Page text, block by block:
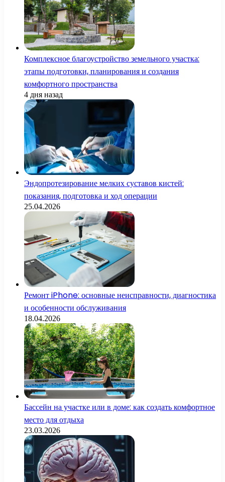
Комплексное благоустройство земельного участка:
этапы подготовки, планирования и создания
комфортного пространства
4 дня назад
Эндопротезирование мелких суставов кистей:
показания, подготовка и ход операции
25.04.2026
Ремонт iPhone: основные неисправности, диагностика
и особенности обслуживания
18.04.2026
Бассейн на участке или в доме: как создать комфортное
место для отдыха
23.03.2026